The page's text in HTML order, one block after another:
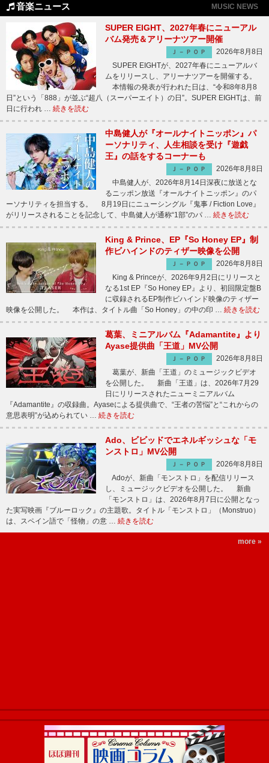
音楽ニュース MUSIC NEWS
SUPER EIGHT、2027年春にニューアル
バム発売＆アリーナツアー開催
Ｊ－ＰＯＰ
2026年8月8日
SUPER EIGHTが、2027年春にニューアルバ
ムをリリースし、アリーナツアーを開催する。
本情報の発表が行われた日は、“令和8年8月8
日”という「888」が並ぶ“超八（スーパーエイト）の日”。SUPER EIGHTは、前
日に行われ … 続きを読む
中島健人が『オールナイトニッポン』パ
ーソナリティ、人生相談を受け『遊戯
王』の話をするコーナーも
Ｊ－ＰＯＰ
2026年8月8日
中島健人が、2026年8月14日深夜に放送とな
るニッポン放送『オールナイトニッポン』のパ
ーソナリティを担当する。 8月19日にニューシングル『鬼事 / Fiction Love』
がリリースされることを記念して、中島健人が通称“1部”のパ … 続きを読む
King & Prince、EP『So Honey EP』制
作ビハインドのティザー映像を公開
Ｊ－ＰＯＰ
2026年8月8日
King & Princeが、2026年9月2日にリリースと
なる1st EP『So Honey EP』より、初回限定盤B
に収録されるEP制作ビハインド映像のティザー
映像を公開した。 本作は、タイトル曲「So Honey」の中の印 … 続きを読む
葛葉、ミニアルバム『Adamantite』より
Ayase提供曲「王道」MV公開
Ｊ－ＰＯＰ
2026年8月8日
葛葉が、新曲「王道」のミュージックビデオ
を公開した。 新曲「王道」は、2026年7月29
日にリリースされたニューミニアルバム
『Adamantite』の収録曲。Ayaseによる提供曲で、“王者の苦悩”と“これからの
意思表明”が込められてい … 続きを読む
Ado、ビビッドでエネルギッシュな「モ
ンストロ」MV公開
Ｊ－ＰＯＰ
2026年8月8日
Adoが、新曲「モンストロ」を配信リリース
し、ミュージックビデオを公開した。 新曲
「モンストロ」は、2026年8月7日に公開となっ
た実写映画『ブルーロック』の主題歌。タイトル「モンストロ」（Monstruo）
は、スペイン語で「怪物」の意 … 続きを読む
more »